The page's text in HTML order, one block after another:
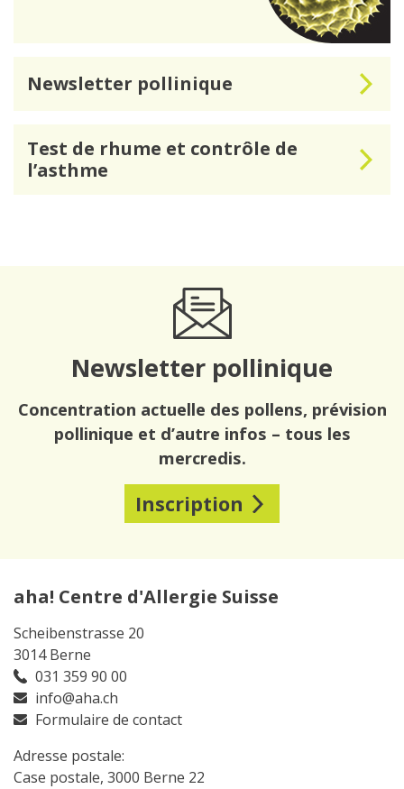
Newsletter pollinique
Test de rhume et contrôle de
l’asthme
Newsletter pollinique
Concentration actuelle des pollens, prévision
pollinique et d’autre infos – tous les
mercredis.
Inscription
aha! Centre d'Allergie Suisse
Scheibenstrasse 20
3014 Berne
031 359 90 00
info@aha.ch
Formulaire de contact
Adresse postale:
Case postale, 3000 Berne 22